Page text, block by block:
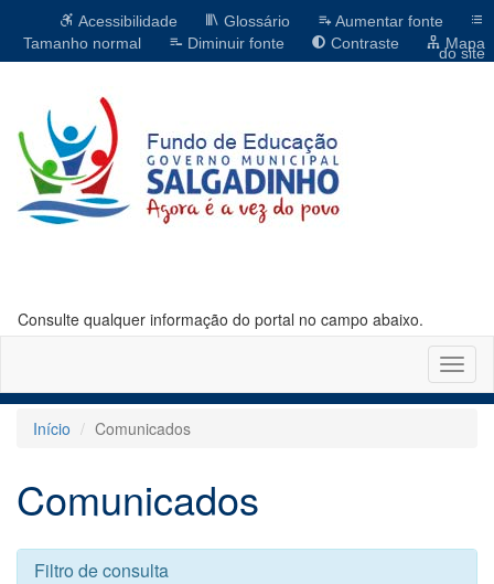
Acessibilidade Glossário
Aumentar fonte
Tamanho normal
Diminuir fonte Contraste Mapa
do site
Consulte qualquer informação do portal no campo abaixo.
Início
Comunicados
Comunicados
Filtro de consulta